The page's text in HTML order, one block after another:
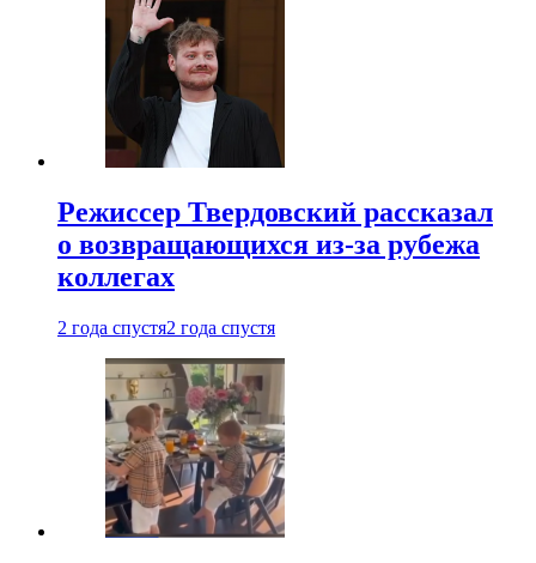
Режиссер Твердовский рассказал
о возвращающихся из-за рубежа
коллегах
2 года спустя2 года спустя